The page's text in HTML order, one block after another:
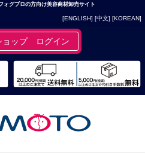
ォグプロの方向け美容商材卸売サイト
[ENGLISH] [中文] [KOREAN]
ョップ ログイン